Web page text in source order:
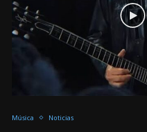
Música Noticias